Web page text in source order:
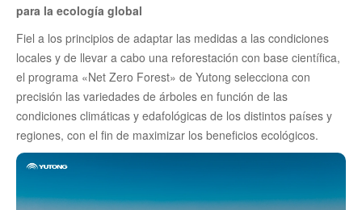
para la ecología global
Fiel a los principios de adaptar las medidas a las condiciones
locales y de llevar a cabo una reforestación con base científica,
el programa «Net Zero Forest» de Yutong selecciona con
precisión las variedades de árboles en función de las
condiciones climáticas y edafológicas de los distintos países y
regiones, con el fin de maximizar los beneficios ecológicos.